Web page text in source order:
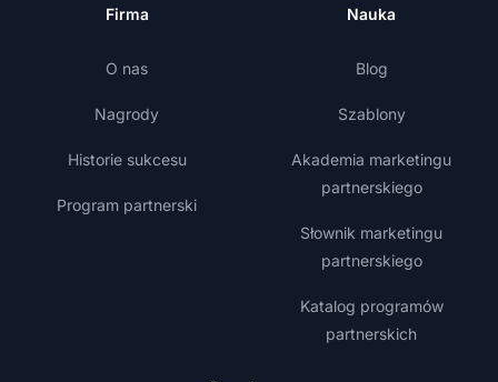
Firma
O nas
Nagrody
Historie sukcesu
Program partnerski
Nauka
Blog
Szablony
Akademia marketingu
partnerskiego
Słownik marketingu
partnerskiego
Katalog programów
partnerskich